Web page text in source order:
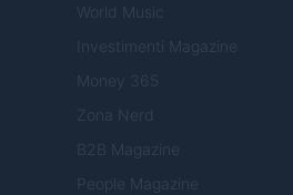
World Music
Investimenti Magazine
Money 365
Zona Nerd
B2B Magazine
People Magazine